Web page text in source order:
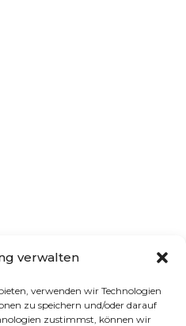
verwalten
verwenden wir Technologien
zu speichern und/oder darauf
zustimmst, können wir